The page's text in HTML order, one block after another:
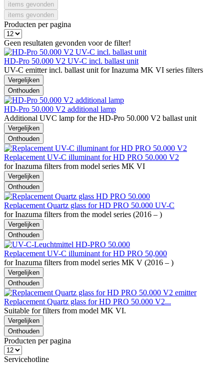
items gevonden
items gevonden
Producten per pagina
Geen resultaten gevonden voor de filter!
HD-Pro 50.000 V2 UV-C incl. ballast unit
UV-C emitter incl. ballast unit for Inazuma MK VI series filters
Vergelijken
Onthouden
HD-Pro 50.000 V2 additional lamp
Additional UVC lamp for the HD-Pro 50.000 V2 ballast unit
Vergelijken
Onthouden
Replacement UV-C illuminant for HD PRO 50.000 V2
for Inazuma filters from model series MK VI
Vergelijken
Onthouden
Replacement Quartz glass for HD PRO 50.000 UV-C
for Inazuma filters from the model series (2016 – )
Vergelijken
Onthouden
Replacement UV-C illuminant for HD PRO 50,000
for Inazuma filters from model series MK V (2016 – )
Vergelijken
Onthouden
Replacement Quartz glass for HD PRO 50.000 V2...
Suitable for filters from model MK VI.
Vergelijken
Onthouden
Producten per pagina
Servicehotline